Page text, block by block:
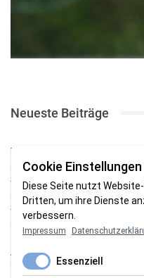
Neueste Beiträge
TSV gewinnt Testspiel bei
SV Brake gewinnt erstes
SV Brake feiert 5:2-
Fehlstart in Oldenburg: 1.
Auftakt
Cookie Einstellungen
Diese Seite nutzt
Dritten, um ihre Dienste
verbessern.
Impressum
Essenziell